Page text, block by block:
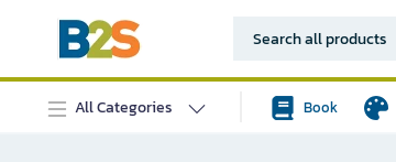
All Categories Book